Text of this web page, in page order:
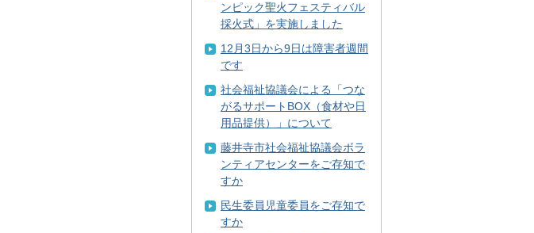
ンピック聖火フェスティバル
採火式」を実施しました
12月3日から9日は障害者週間
です
社会福祉協議会による「つな
がるサポートBOX（食材や日
用品提供）」について
藤井寺市社会福祉協議会ボラ
ンティアセンターをご存知で
すか
民生委員児童委員をご存知で
すか